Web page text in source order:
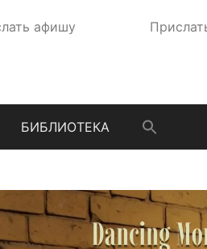
афишу
БИБЛИОТЕКА